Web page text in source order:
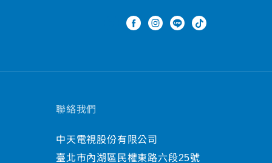
聯絡我們
中天電視股份有限公司
臺北市內湖區民權東路六段25號